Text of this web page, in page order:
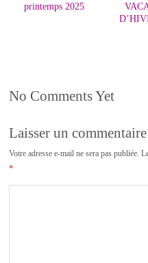
printemps 2025
No Comments Yet
Laisser un commentaire
Votre adresse e-mail ne sera pas publiée.
*